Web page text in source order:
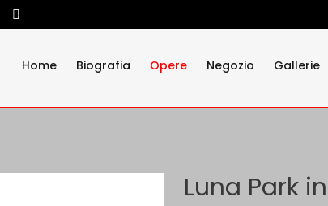
Home Biografia Opere Negozio Gallerie
Luna Park